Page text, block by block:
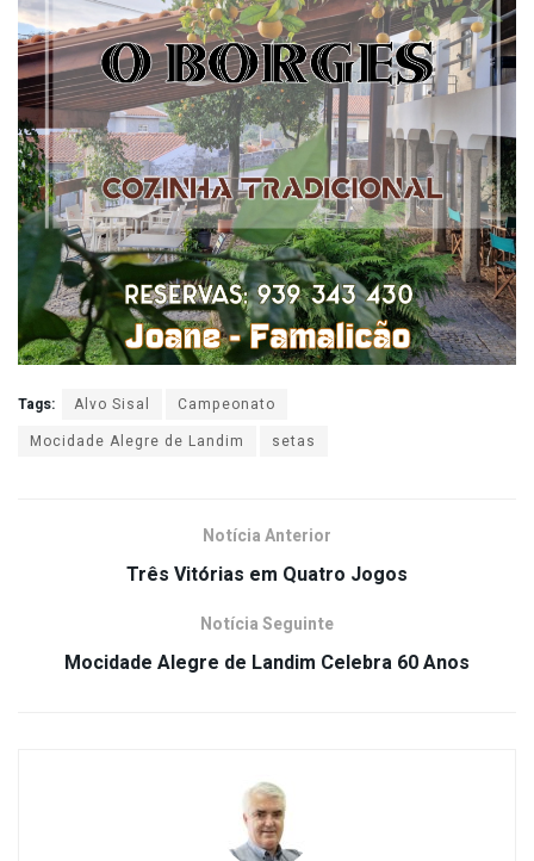
Tags: Alvo Sisal
Campeonato
Mocidade Alegre de Landim
setas
Notícia Anterior
Três Vitórias em Quatro Jogos
Notícia Seguinte
Mocidade Alegre de Landim Celebra 60 Anos